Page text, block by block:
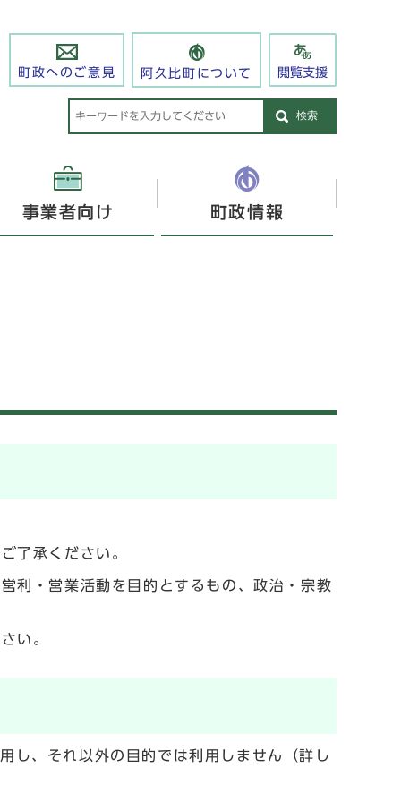
町政へのご意見 阿久比町について 閲覧支援
検索
事業者向け 町政情報
了承ください。
利・営業活動を目的とするもの、政治・宗教
い。
し、それ以外の目的では利用しません（詳し